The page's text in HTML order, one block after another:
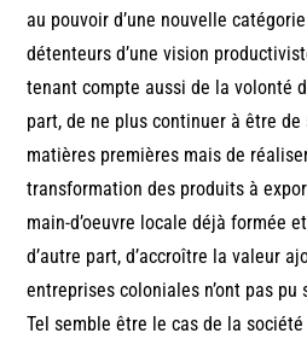
au pouvoir d’une nouvelle
détenteurs d’une vision
tenant compte aussi de la volonté
part, de ne plus continuer à être
matières premières mais de
transformation des produits à
main-d’oeuvre locale déjà formée
d’autre part, d’accroître la valeur
entreprises coloniales n’ont pas
Tel semble être le cas de la